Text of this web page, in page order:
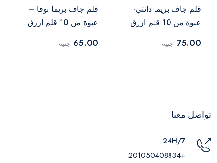
قلم جاف بريما دانتي-
عبوة من 10 قلم ازرق
75.00 جنيه
قلم جاف بريما نوفا –
عبوة من 10 قلم ازرق
65.00 جنيه
تواصل معنا
24H/7
+201050408834